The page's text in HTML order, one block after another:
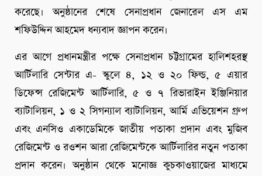
করেছে। অনুষ্ঠানের শেষে সেনাপ্রধান জেনারেল এস এম
শফিউদ্দিন আহমেদ ধন্যবাদ জ্ঞাপন করেন।
এর আগে প্রধানমন্ত্রীর পক্ষে সেনাপ্রধান চট্টগ্রামের হালিশহরস্থ
আর্টিলারি সেন্টার এ- স্কুলে ৪, ১২ ও ২০ ফিল্ড, ৫ এয়ার
ডিফেন্স রেজিমেন্ট আর্টিলারি, ৫ ও ৭ রিভারাইন ইঞ্জিনিয়ার
ব্যাটালিয়ন, ১ ও ২ সিগন্যাল ব্যাটালিয়ন, আর্মি এভিয়েশন গ্রুপ
এবং এনসিও একাডেমিকে জাতীয় পতাকা প্রদান এবং মুজিব
রেজিমেন্ট ও রওশন আরা রেজিমেন্টকে আর্টিলারির নতুন পতাকা
প্রদান করেন। অনুষ্ঠান থেকে মনোজ্ঞ কুচকাওয়াজের মাধ্যমে